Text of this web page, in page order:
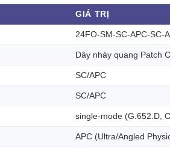
GIÁ TRỊ
24FO-SM-SC-APC-SC-
Dây nhảy quang Patch
SC/APC
SC/APC
single-mode (G.652.D,
APC (Ultra/Angled